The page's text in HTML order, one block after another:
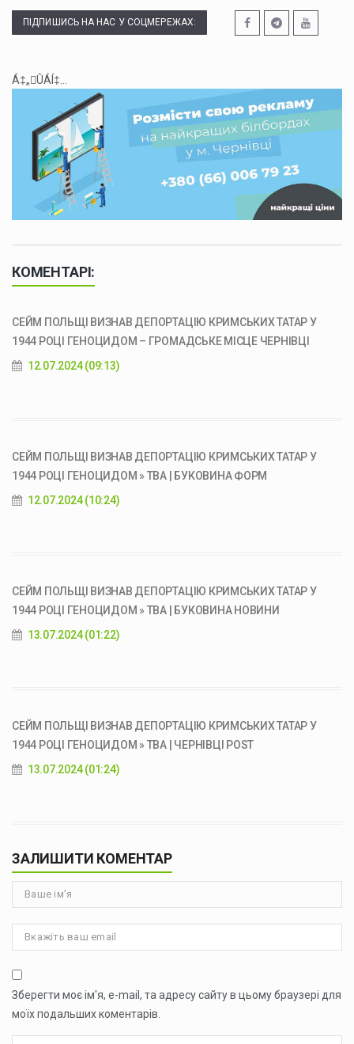
ПІДПИШИСЬ НА НАС У СОЦМЕРЕЖАХ:
Á‡„ÛÁÍ‡...
КОМЕНТАРІ:
СЕЙМ ПОЛЬЩІ ВИЗНАВ ДЕПОРТАЦІЮ КРИМСЬКИХ ТАТАР У
1944 РОЦІ ГЕНОЦИДОМ – ГРОМАДСЬКЕ МІСЦЕ ЧЕРНІВЦІ
12.07.2024 (09:13)
СЕЙМ ПОЛЬЩІ ВИЗНАВ ДЕПОРТАЦІЮ КРИМСЬКИХ ТАТАР У
1944 РОЦІ ГЕНОЦИДОМ » ТВА | БУКОВИНА ФОРМ
12.07.2024 (10:24)
СЕЙМ ПОЛЬЩІ ВИЗНАВ ДЕПОРТАЦІЮ КРИМСЬКИХ ТАТАР У
1944 РОЦІ ГЕНОЦИДОМ » ТВА | БУКОВИНА НОВИНИ
13.07.2024 (01:22)
СЕЙМ ПОЛЬЩІ ВИЗНАВ ДЕПОРТАЦІЮ КРИМСЬКИХ ТАТАР У
1944 РОЦІ ГЕНОЦИДОМ » ТВА | ЧЕРНІВЦІ POST
13.07.2024 (01:24)
ЗАЛИШИТИ КОМЕНТАР
Зберегти моє ім'я, e-mail, та адресу сайту в цьому браузері для
моїх подальших коментарів.